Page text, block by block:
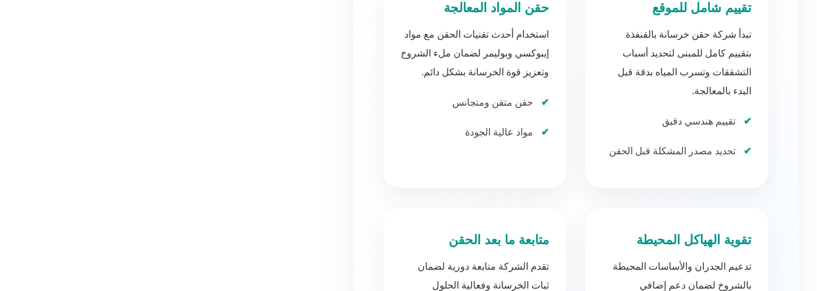
تقييم شامل للموقع
تبدأ شركة حقن خرسانة بالقنفذة
بتقييم كامل للمبنى لتحديد أسباب
التشققات وتسرب المياه بدقة قبل
البدء بالمعالجة.
تقييم هندسي دقيق
تحديد مصدر المشكلة قبل الحقن
حقن المواد المعالجة
استخدام أحدث تقنيات الحقن مع مواد
إيبوكسي وبوليمر لضمان ملء الشروخ
وتعزيز قوة الخرسانة بشكل دائم.
حقن متقن ومتجانس
مواد عالية الجودة
تقوية الهياكل المحيطة
تدعيم الجدران والأساسات المحيطة
بالشروخ لضمان دعم إضافي
متابعة ما بعد الحقن
تقدم الشركة متابعة دورية لضمان
ثبات الخرسانة وفعالية الحلول